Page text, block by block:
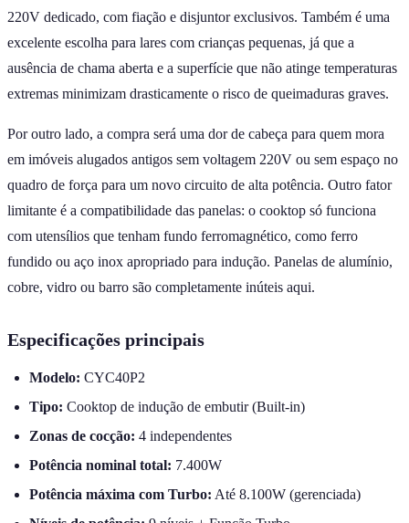
220V dedicado, com fiação e disjuntor exclusivos. Também é uma
excelente escolha para lares com crianças pequenas, já que a
ausência de chama aberta e a superfície que não atinge temperaturas
extremas minimizam drasticamente o risco de queimaduras graves.
Por outro lado, a compra será uma dor de cabeça para quem mora
em imóveis alugados antigos sem voltagem 220V ou sem espaço no
quadro de força para um novo circuito de alta potência. Outro fator
limitante é a compatibilidade das panelas: o cooktop só funciona
com utensílios que tenham fundo ferromagnético, como ferro
fundido ou aço inox apropriado para indução. Panelas de alumínio,
cobre, vidro ou barro são completamente inúteis aqui.
Especificações principais
Modelo: CYC40P2
Tipo: Cooktop de indução de embutir (Built-in)
Zonas de cocção: 4 independentes
Potência nominal total: 7.400W
Potência máxima com Turbo: Até 8.100W (gerenciada)